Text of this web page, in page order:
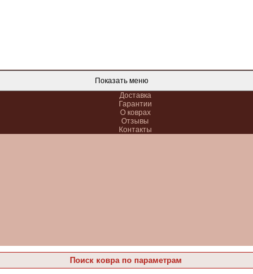
Показать меню
Доставка
Гарантии
О коврах
Отзывы
Контакты
Поиск ковра по параметрам